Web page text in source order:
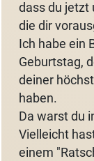
dass du jetzt
die dir
Ich habe ein
Geburtstag,
deiner
haben.
Da warst du
Vielleicht
einem